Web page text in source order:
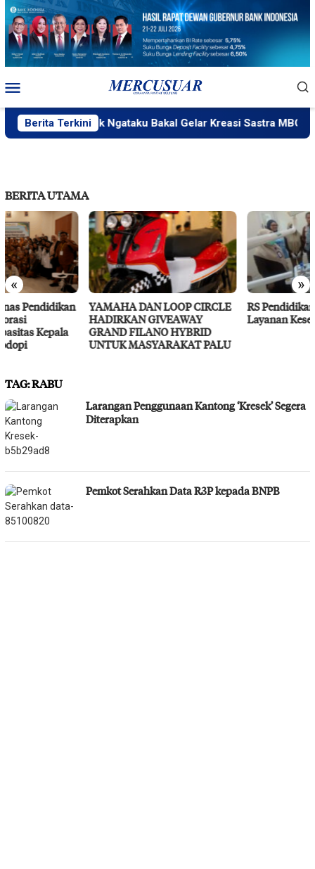
Loncat
konten
Mobile
Berita Terkini
PlakPlik Ngataku Bakal Gelar Kreasi Sastra MBG
BERITA UTAMA
« »
YAMAHA DAN LOOP CIRCLE
HADIRKAN GIVEAWAY
GRAND FILANO HYBRID
UNTUK MASYARAKAT PALU
RS Pendidikan Untad Gelar
Layanan Kesehatan Gratis
TAG:RABU
Larangan Penggunaan Kantong ‘Kresek’ Segera
Diterapkan
Pemkot Serahkan Data R3P kepada BNPB